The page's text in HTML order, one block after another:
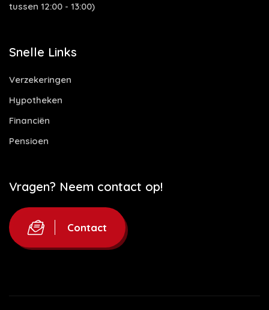
tussen 12:00 - 13:00)
Snelle Links
Verzekeringen
Hypotheken
Financiën
Pensioen
Vragen? Neem contact op!
Contact